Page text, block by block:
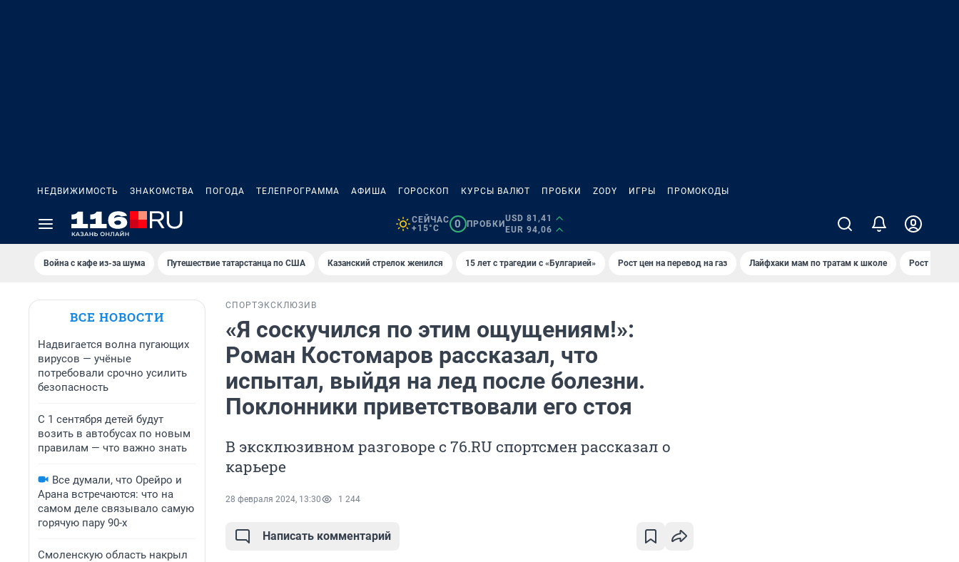
НЕДВИЖИМОСТЬ ЗНАКОМСТВА ПОГОДА ТЕЛЕПРОГРАММА АФИША ГОРОСКОП КУРСЫ ВАЛЮТ ПРОБКИ ZODY ИГРЫ ПРОМОКОДЫ
СЕЙЧАС
+15°C
0 ПРОБКИ
USD 81,41
EUR 94,06
Война с кафе из-за шума Путешествие татарстанца по США Казанский стрелок женился 15 лет с трагедии с «Булгарией» Рост цен на перевод на газ Лайфхаки мам по тратам к школе Рост цен на
ВСЕ НОВОСТИ
Надвигается волна пугающих
вирусов — учёные
потребовали срочно усилить
безопасность
С 1 сентября детей будут
возить в автобусах по новым
правилам — что важно знать
Все думали, что Орейро и
Арана встречаются: что на
самом деле связывало самую
горячую пару 90-х
Смоленскую область накрыл
СПОРТЭКСКЛЮЗИВ
«Я соскучился по этим ощущениям!»:
Роман Костомаров рассказал, что
испытал, выйдя на лед после болезни.
Поклонники приветствовали его стоя
В эксклюзивном разговоре с 76.RU спортсмен рассказал о
карьере
28 февраля 2024, 13:30 1 244
Написать комментарий